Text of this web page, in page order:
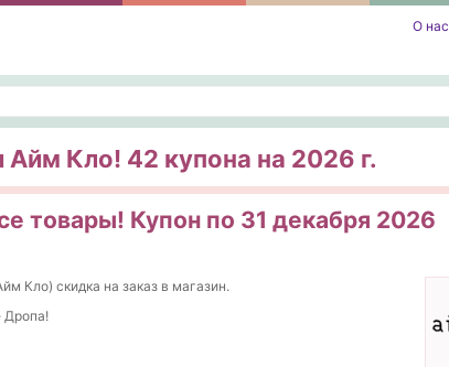
О нас
Кло! 42 купона на 2026 г.
товары! Купон по 31 декабря 2026
Кло) скидка на заказ в магазин.
Дропа!